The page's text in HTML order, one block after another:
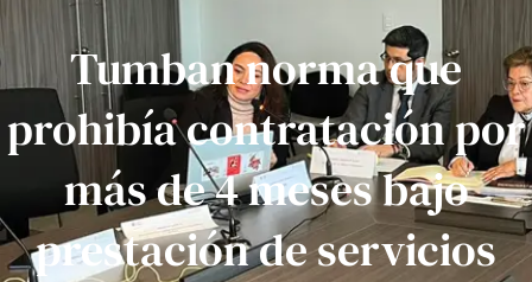
Tumban norma que
prohibía contratación por
más de 4 meses bajo
prestación de servicios